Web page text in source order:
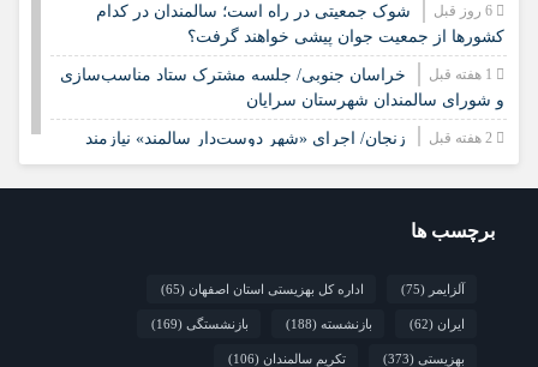
شوک جمعیتی در راه است؛ سالمندان در کدام
کشورها از جمعیت جوان پیشی خواهند گرفت؟
خراسان جنوبی/ جلسه مشترک ستاد مناسب‌سازی
و شورای سالمندان شهرستان سرایان
زنجان/ اجرای «شهر دوست‌دار سالمند» نیازمند
مشارکت همه دستگاه‌هاست
محلی و مشارکت اجتماعی
مورد چگونگی مشارکت رویکردهای جامعه‌محور در سالمندی سالم
فارس/ سه‌گانه افتتاح مراکز سالمندان در هفته
بهزیستی؛ پاسداشت مقام مادربزرگ‌ها و پدربزرگ‌ها
برچسب ها
آلزایمر (75) اداره کل بهزیستی استان اصفهان (65)
ایران (62) بازنشسته (188) بازنشستگی (169)
بهزیستی (373) تکریم سالمندان (106)